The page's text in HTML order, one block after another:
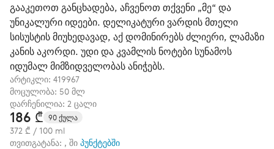
გააკეთოთ განცხადება, აჩვენოთ თქვენი „მე“ და
უნიკალური იდეები. დელიკატური ვარდის მთელი
სისუსტის მიუხედავად, აქ დომინირებს ძლიერი, ლამაზი
კანის აკორდი. უდი და კვამლის ნოტები სუნამოს
იდუმალ მიმზიდველობას ანიჭებს.
არტიკლი: 419967
მოცულობა: 50 მლ
დარჩენილია: 2 ცალი
186 ₾ 90 ქულა
372 ₾ / 100 ml
თვითგატანა: , ში პუნქტებში